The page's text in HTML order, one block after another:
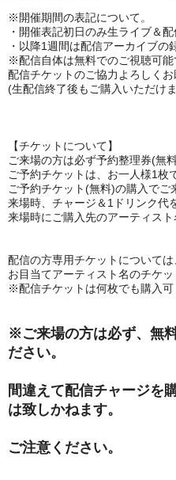
※開催期間の表記について。
・開催表記初日のみ生ライブ＆配
・以降1週間は配信アーカイブの
※配信自体は無料でのご視聴可能
配信チケットのご協力よろしくお
(生配信終了後もご購入いただけ
【チケットについて】
ご来場の方は必ず予約整理券(無
ご予約チケットは、お一人様1枚
ご予約チケット(無料)の購入でご
来場時、チャージ＆1ドリンク代
来場時にご購入先のアーティスト
配信の方専用チケットについては
お目当てアーティスト名のチケッ
※配信チケットは何枚でも購入可
※ご来場の方は必ず、無
ださい。
間違えて配信チャージを
は致しかねます。
ご注意ください。